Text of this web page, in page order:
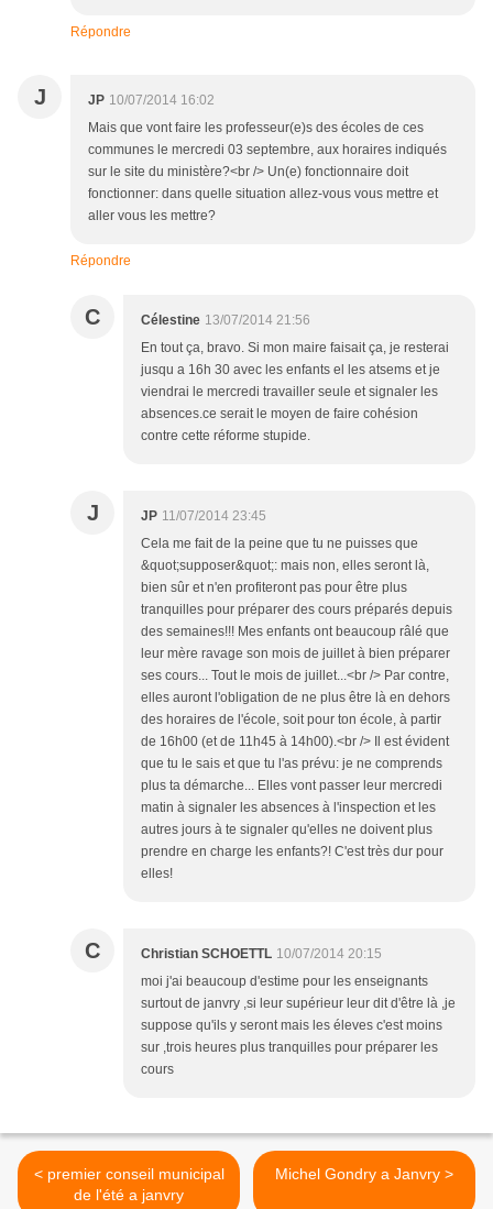
Répondre
J JP 10/07/2014 16:02
Mais que vont faire les professeur(e)s des écoles de ces
communes le mercredi 03 septembre, aux horaires indiqués
sur le site du ministère?<br /> Un(e) fonctionnaire doit
fonctionner: dans quelle situation allez-vous vous mettre et
aller vous les mettre?
Répondre
C Célestine 13/07/2014 21:56
En tout ça, bravo. Si mon maire faisait ça, je resterai
jusqu a 16h 30 avec les enfants el les atsems et je
viendrai le mercredi travailler seule et signaler les
absences.ce serait le moyen de faire cohésion
contre cette réforme stupide.
J JP 11/07/2014 23:45
Cela me fait de la peine que tu ne puisses que
&quot;supposer&quot;: mais non, elles seront là,
bien sûr et n'en profiteront pas pour être plus
tranquilles pour préparer des cours préparés depuis
des semaines!!! Mes enfants ont beaucoup râlé que
leur mère ravage son mois de juillet à bien préparer
ses cours... Tout le mois de juillet...<br /> Par contre,
elles auront l'obligation de ne plus être là en dehors
des horaires de l'école, soit pour ton école, à partir
de 16h00 (et de 11h45 à 14h00).<br /> Il est évident
que tu le sais et que tu l'as prévu: je ne comprends
plus ta démarche... Elles vont passer leur mercredi
matin à signaler les absences à l'inspection et les
autres jours à te signaler qu'elles ne doivent plus
prendre en charge les enfants?! C'est très dur pour
elles!
C Christian SCHOETTL 10/07/2014 20:15
moi j'ai beaucoup d'estime pour les enseignants
surtout de janvry ,si leur supérieur leur dit d'être là ,je
suppose qu'ils y seront mais les éleves c'est moins
sur ,trois heures plus tranquilles pour préparer les
cours
< premier conseil municipal
de l'été a janvry
Michel Gondry a Janvry >